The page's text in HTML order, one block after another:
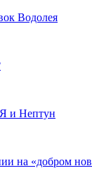
Водолея
и Нептун
на «добром